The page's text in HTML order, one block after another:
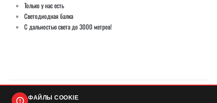
Только у нас есть
Светодиодная балка
С дальностью света до 3000 метров!
ФАЙЛЫ COOKIE